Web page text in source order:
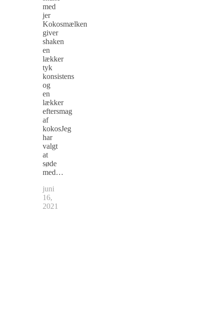
med
jer
Kokosmælken
giver
shaken
en
lækker
tyk
konsistens
og
en
lækker
eftersmag
af
kokosJeg
har
valgt
at
søde
med…
juni
16,
2021